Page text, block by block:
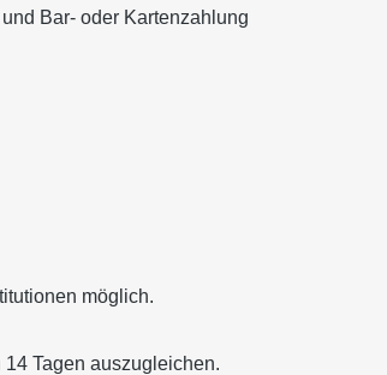
Bar- oder Kartenzahlung
möglich.
Tagen auszugleichen.